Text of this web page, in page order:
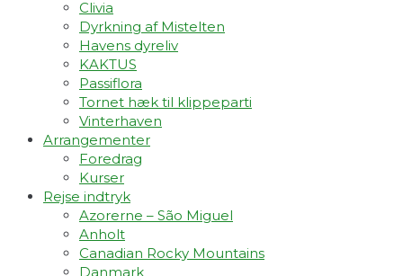
Clivia
Dyrkning af Mistelten
Havens dyreliv
KAKTUS
Passiflora
Tornet hæk til klippeparti
Vinterhaven
Arrangementer
Foredrag
Kurser
Rejse indtryk
Azorerne – São Miguel
Anholt
Canadian Rocky Mountains
Danmark